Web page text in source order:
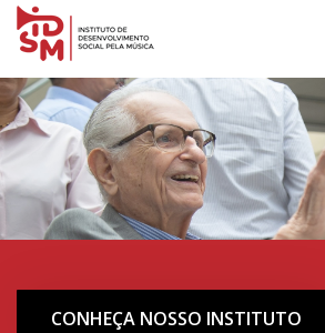
CONHEÇA NOSSO INSTITUTO